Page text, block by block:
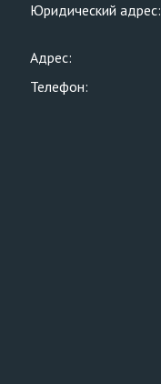
Юридический адрес:
Адрес:
Телефон: